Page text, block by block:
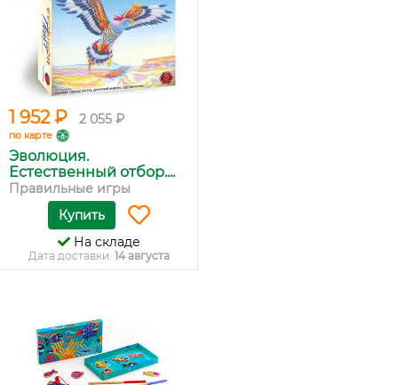
1 952 ₽ 2 055 ₽
по карте
Эволюция.
Естественный отбор....
Правильные игры
Купить
На складе
Дата доставки: 14 августа